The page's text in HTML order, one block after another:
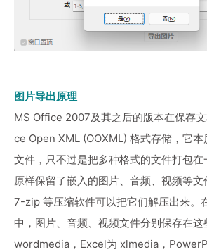
图片导出原理
MS Office 2007及其之后的版本在保存
ce Open XML (OOXML) 格式存储，它
文件，只不过是把多种格式的文件打包
原样保留了嵌入的图片、音频、视频等文
7-zip 等压缩软件可以把它们解压出来。
中，图片、音频、视频文件分别保存在
wordmedia，Excel为 xlmedia，